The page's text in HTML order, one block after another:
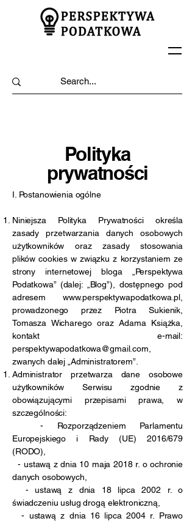
Polityka
prywatności
I. Postanowienia ogólne
Niniejsza Polityka Prywatności określa
zasady przetwarzania danych osobowych
użytkowników oraz zasady stosowania
plików cookies w związku z korzystaniem ze
strony internetowej bloga „Perspektywa
Podatkowa” (dalej: „Blog”), dostępnego pod
adresem www.perspektywapodatkowa.pl
prowadzonego przez Piotra Sukienik,
Tomasza Wicharego oraz Adama Książka,
kontakt e-mail:
perspektywapodatkowa@gmail.com
zwanych dalej „Administratorem”.
Administrator przetwarza dane osobowe
użytkowników Serwisu zgodnie z
obowiązującymi przepisami prawa, w
szczególności:
- Rozporządzeniem Parlamentu
Europejskiego i Rady (UE) 2016/679
(RODO),
- ustawą z dnia 10 maja 2018 r. o ochronie
danych osobowych,
- ustawą z dnia 18 lipca 2002 r. o
świadczeniu usług drogą elektroniczną,
- ustawą z dnia 16 lipca 2004 r. Prawo